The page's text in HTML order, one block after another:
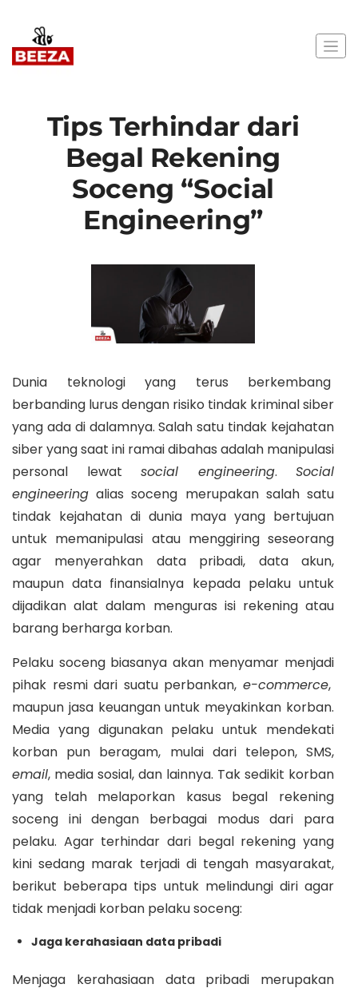
Tips Terhindar dari
Begal Rekening
Soceng “Social
Engineering”
Dunia teknologi yang terus berkembang
berbanding lurus dengan risiko tindak kriminal siber
yang ada di dalamnya. Salah satu tindak kejahatan
siber yang saat ini ramai dibahas adalah manipulasi
personal lewat social engineering. Social
engineering alias soceng merupakan salah satu
tindak kejahatan di dunia maya yang bertujuan
untuk memanipulasi atau menggiring seseorang
agar menyerahkan data pribadi, data akun,
maupun data finansialnya kepada pelaku untuk
dijadikan alat dalam menguras isi rekening atau
barang berharga korban.
Pelaku soceng biasanya akan menyamar menjadi
pihak resmi dari suatu perbankan, e-commerce,
maupun jasa keuangan untuk meyakinkan korban.
Media yang digunakan pelaku untuk mendekati
korban pun beragam, mulai dari telepon, SMS,
email, media sosial, dan lainnya. Tak sedikit korban
yang telah melaporkan kasus begal rekening
soceng ini dengan berbagai modus dari para
pelaku. Agar terhindar dari begal rekening yang
kini sedang marak terjadi di tengah masyarakat,
berikut beberapa tips untuk melindungi diri agar
tidak menjadi korban pelaku soceng:
Jaga kerahasiaan data pribadi
Menjaga kerahasiaan data pribadi merupakan